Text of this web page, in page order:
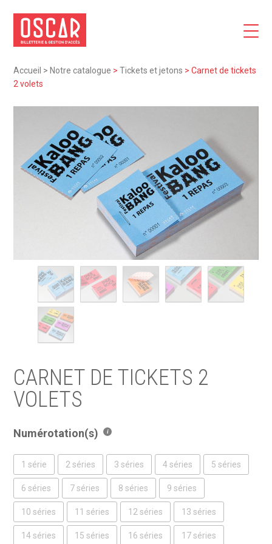
Accueil > Notre catalogue >Tickets et jetons >Carnet de tickets
2 volets
CARNET DE TICKETS 2
VOLETS
Numérotation(s)
1 série 2 séries 3 séries 4 séries 5 séries
6 séries 7 séries 8 séries 9 séries
10 séries 11 séries 12 séries 13 séries
14 séries 15 séries 16 séries 17 séries